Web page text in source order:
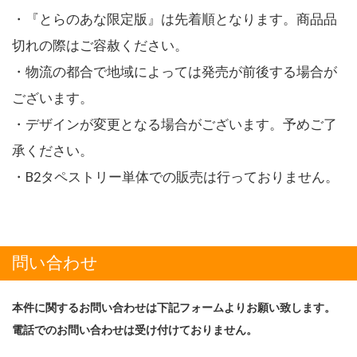
・『とらのあな限定版』は先着順となります。商品品
切れの際はご容赦ください。
・物流の都合で地域によっては発売が前後する場合が
ございます。
・デザインが変更となる場合がございます。予めご了
承ください。
・B2タペストリー単体での販売は行っておりません。
問い合わせ
本件に関するお問い合わせは下記フォームよりお願い致します。
電話でのお問い合わせは受け付けておりません。